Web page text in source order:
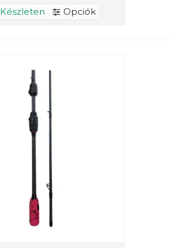
Készleten Opciók